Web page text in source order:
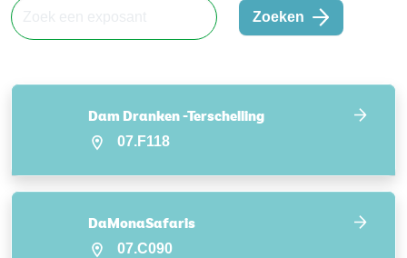
Zoeken
Dam Dranken -Terschelling
07.F118
DaMonaSafaris
07.C090